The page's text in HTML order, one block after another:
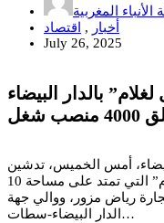
الأنباء المغربية
أخبار ,
اقتصاد
July 26, 2025
بالدار البيضاء
شغل
أمس الخميس، تدشين
المنطقة الصناعية الجديدة “أهل لغلام” التي تمتد على مساحة 10
رياض مزور، ووالي جهة
الدار البيضاء-سطات…